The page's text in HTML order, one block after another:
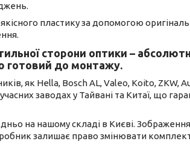
пластику за допомогою
сторони оптики –
готовий до монтажу.
як Hella, Bosch AL, Valeo, Koito, ZKW,
заводах у Тайвані та Китаї, що
на нашому складі в Києві.
залишає право змінювати